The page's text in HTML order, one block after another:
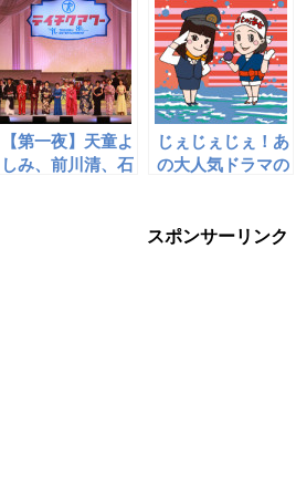
【第一夜】天童よ
しみ、前川清、石
じぇじぇじぇ！あ
の大人気ドラマの
に登場です！
スポンサーリンク